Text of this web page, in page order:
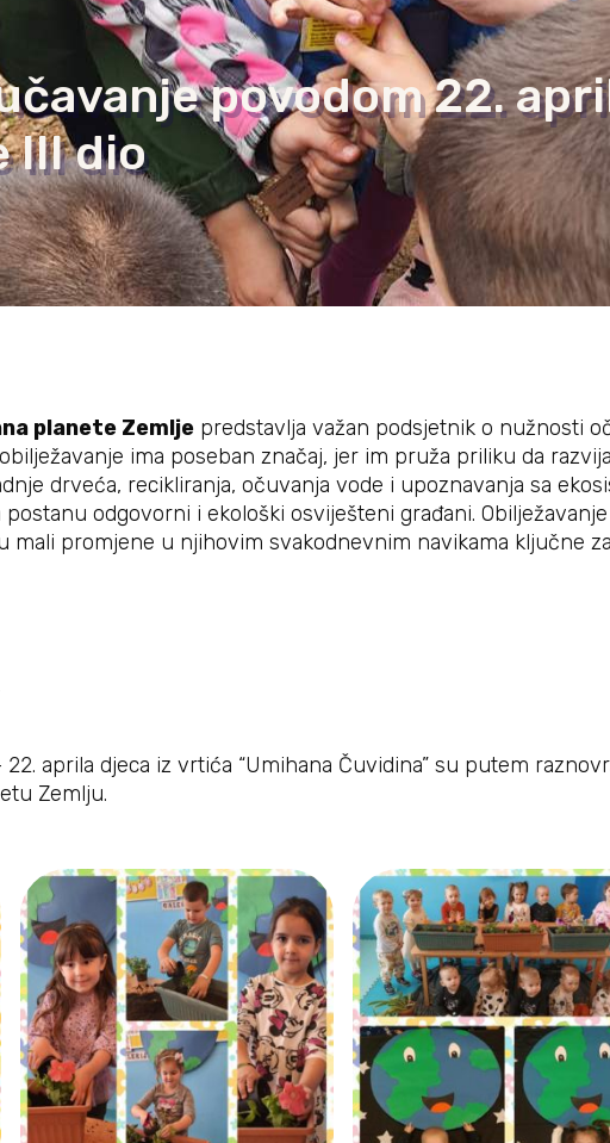
povodom 22.
III dio
planete Zemljepredstavlja važan podsjetnik o nužnosti
ima poseban značaj, jer im pruža priliku da
drveća, recikliranja, očuvanja vode i upoznavanja sa
odgovorni i ekološki osviješteni građani.
mali promjene u njihovim svakodnevnim navikama ključne
aprila djeca iz vrtića “Umihana Čuvidina” su putem
Zemlju.